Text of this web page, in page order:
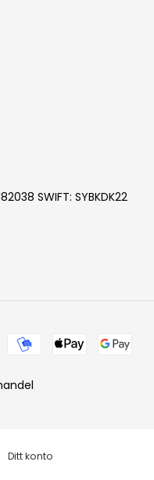
SWIFT: SYBKDK22
Ditt konto